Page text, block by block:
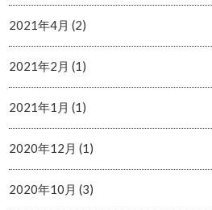
2021年4月 (2)
2021年2月 (1)
2021年1月 (1)
2020年12月 (1)
2020年10月 (3)